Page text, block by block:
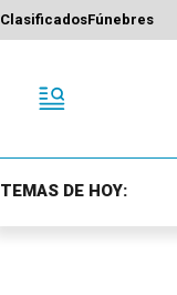
ClasificadosFúnebres
TEMAS DE HOY: